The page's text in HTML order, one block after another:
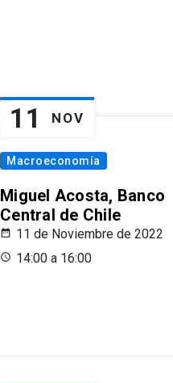
11 NOV
Macroeconomía
Miguel Acosta, Banco
Central de Chile
11 de Noviembre de 2022
14:00 a 16:00